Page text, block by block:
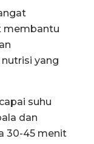
membantu
yang
suhu
dan
30-45 menit